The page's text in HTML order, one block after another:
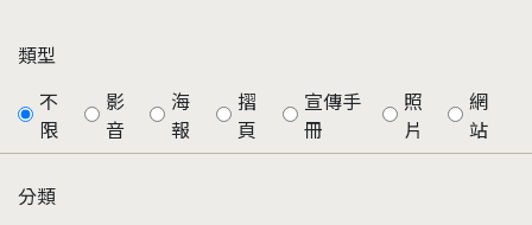
類型
不
限
影
音
海
報
摺
頁
宣傳手
冊
照
片
網
站
分類